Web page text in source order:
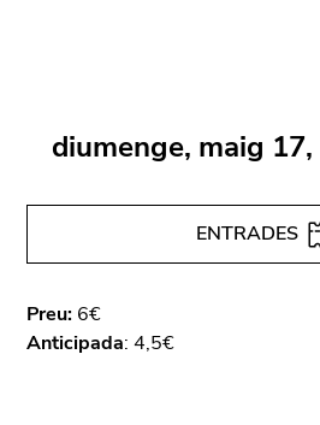
diumenge, maig
ENTRADES
Preu: 6€
Anticipada: 4,5€